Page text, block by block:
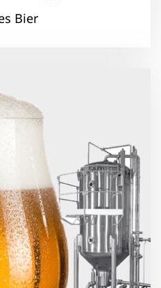
Bier